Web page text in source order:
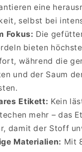
eine
selbst bei
Fokus: Die
bieten
während die
und der Saum
Etikett: Kein
mehr – das
damit der Stoff
Materialien: Mit